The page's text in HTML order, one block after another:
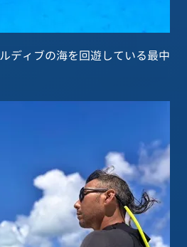
ディブの海を回遊している最中